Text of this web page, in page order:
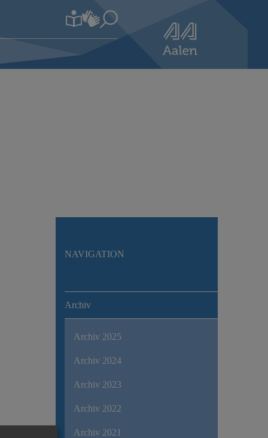
NAVIGATION
Archiv
Archiv 2025
Archiv 2024
Archiv 2023
Archiv 2022
Archiv 2021